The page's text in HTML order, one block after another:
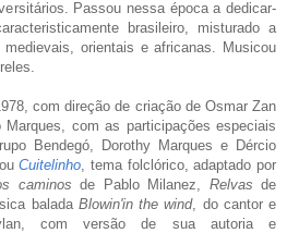
Passou nessa época a dedicar-
brasileiro, misturado a
orientais e africanas. Musicou
com direção de criação de Osmar Zan
com as participações especiais
Bendegó, Dorothy Marques e Dércio
Cuitelinho , tema folclórico, adaptado por
caminos de Pablo Milanez, Relvas de
balada Blowin'in the wind, do cantor e
com versão de sua autoria e